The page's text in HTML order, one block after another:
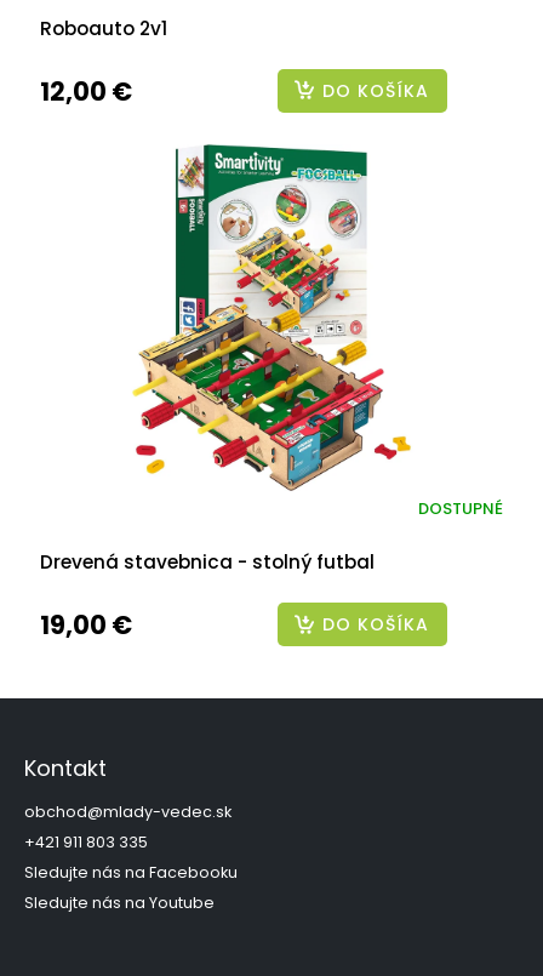
Roboauto 2v1
12,00 € DO KOŠÍKA
Drevená stavebnica - stolný futbal
DOSTUPNÉ
19,00 € DO KOŠÍKA
Kontakt
obchod@mlady-vedec.sk
+421 911 803 335
Sledujte nás na Facebooku
Sledujte nás na Youtube